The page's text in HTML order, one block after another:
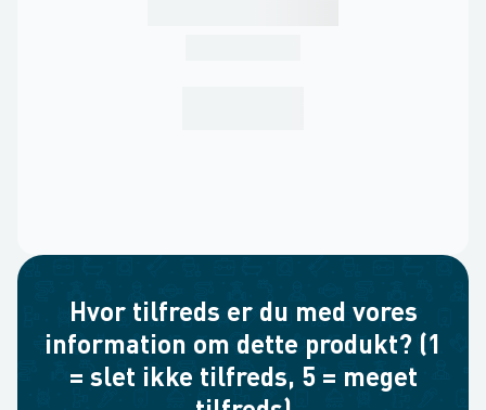
Hvor tilfreds er du med vores
information om dette produkt? (1
= slet ikke tilfreds, 5 = meget